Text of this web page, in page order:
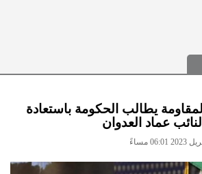
يطالب الحكومة باستعادة
النائب عماد العدوان